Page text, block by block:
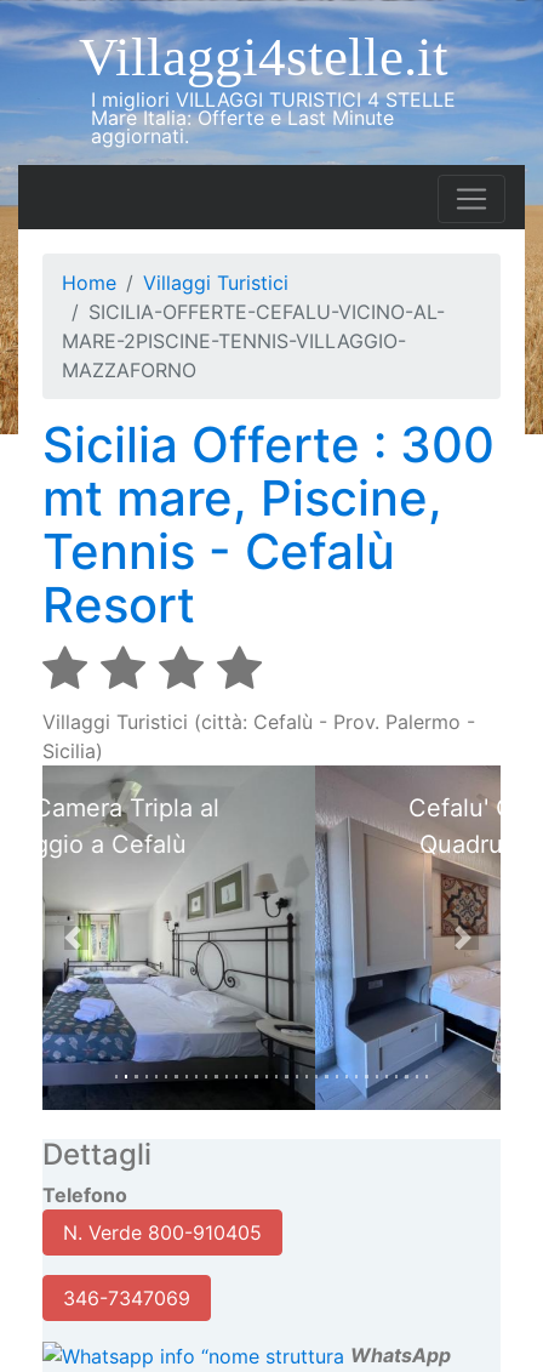
Villaggi4stelle.it
I migliori VILLAGGI TURISTICI 4 STELLE
Mare Italia: Offerte e Last Minute
aggiornati.
Home
Villaggi Turistici
SICILIA-OFFERTE-CEFALU-VICINO-AL-
MARE-2PISCINE-TENNIS-VILLAGGIO-
MAZZAFORNO
Sicilia Offerte : 300
mt mare, Piscine,
Tennis - Cefalù
Resort
Villaggi Turistici (città: Cefalù - Prov. Palermo -
Sicilia)
Cefalu' Offerte: Camera
Quadrupla al Villaggio
Previous Next
Dettagli
Telefono
N. Verde 800-910405
346-7347069
WhatsApp